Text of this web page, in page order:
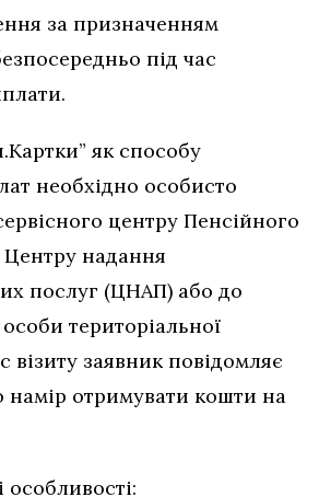
за призначенням
під час
як способу
необхідно особисто
центру Пенсійного
надання
послуг (ЦНАП) або до
територіальної
візиту заявник повідомляє
намір отримувати кошти на
особливості: